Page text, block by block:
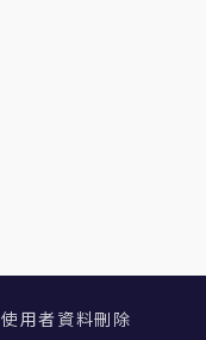
使用者資料刪除